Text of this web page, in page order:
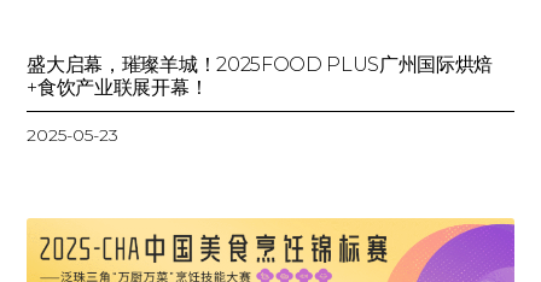
盛大启幕，璀璨羊城！2025FOOD PLUS广州国际烘焙
+食饮产业联展开幕！
2025-05-23